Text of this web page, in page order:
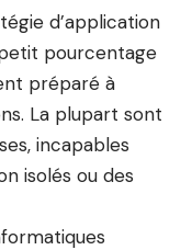
d’application
pourcentage
préparé à
La plupart sont
incapables
isolés ou des